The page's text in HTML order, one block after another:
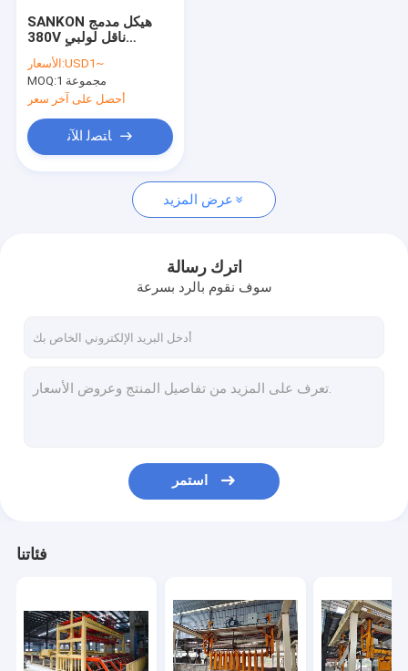
SANKON هيكل مدمج
380V ناقل لولبي
للأسمنت
الأسعار:USD1~
MOQ:
1 مجموعة
أحصل على آخر سعر
ﺎﺘﺼﻟ ﺍﻶﻧ
عرض المزيد
اترك رسالة
سوف نقوم بالرد بسرعة
استمر
فئاتنا